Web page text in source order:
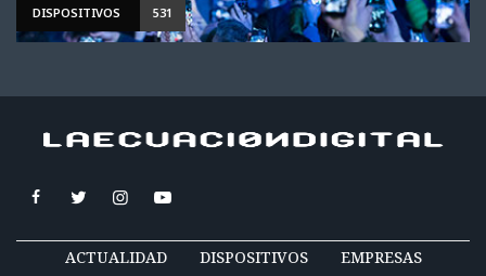
DISPOSITIVOS 531
ACTUALIDAD DISPOSITIVOS EMPRESAS